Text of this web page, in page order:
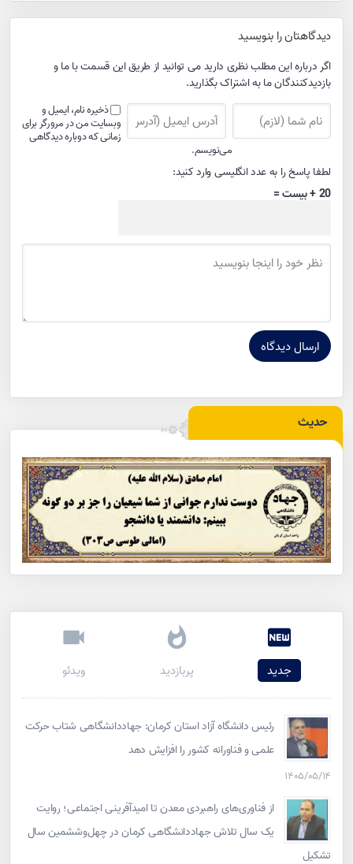
دیدگاهتان را بنویسید
اگر درباره این مطلب نظری دارید می توانید از طریق این قسمت با ما و
بازدیدکنندگان ما به اشتراک بگذارید.
ذخیره نام، ایمیل و
وبسایت من در مرورگر برای
زمانی که دوباره دیدگاهی
می‌نویسم.
لطفا پاسخ را به عدد انگلیسی وارد کنید:
20 + بیست =
حدیث
جدید پربازدید ویدئو
رئیس دانشگاه آزاد استان کرمان: جهاددانشگاهی شتاب حرکت
علمی و فناورانه کشور را افزایش دهد
۱۴۰۵/۰۵/۱۴
از فناوری‌های راهبردی معدن تا امیدآفرینی اجتماعی؛ روایت
یک سال تلاش جهاددانشگاهی کرمان در چهل‌وششمین سال
تشکیل